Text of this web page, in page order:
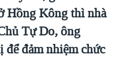
MỸ: QUÁ KHỨ VÀ HIỆN
Hồng Kông thì nhà
Tự Do, ông
để đảm nhiệm chức